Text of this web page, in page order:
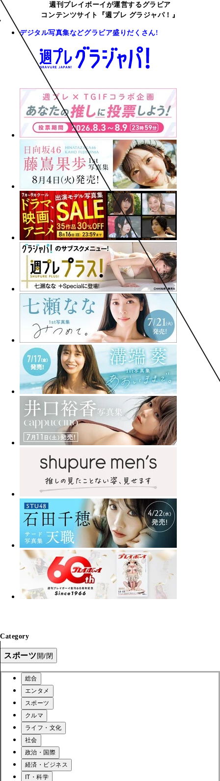
週刊プレイボーイが運営するグラビア
コンテンツサイト『週プレ グラジャパ！』
デジタル写真集などグラビア盛りだくさん!
Category
スポーツ開/閉
総合
エンタメ
スポーツ
クルマ
ライフ・文化
社会
政治・国際
経済・ビジネス
IT・科学